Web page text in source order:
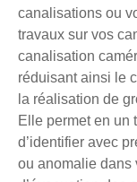
canalisations ou
travaux sur vos
canalisation
réduisant ainsi le
la réalisation de
Elle permet en un
d’identifier avec
ou anomalie dans